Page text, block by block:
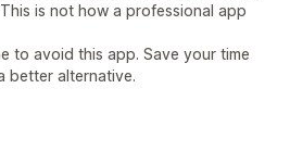
is not how a professional app
to avoid this app. Save your time
better alternative.